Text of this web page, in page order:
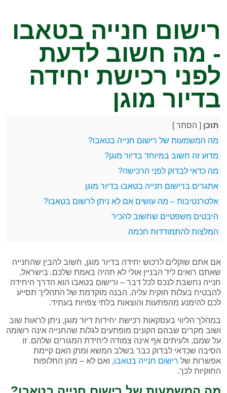
רישום חנייה בטאבו
- מה חשוב לדעת
לפני רכישת יחידה
בדיור מוגן
תוכן [ הסתר]
מה המשמעות של רישום חנייה בטאבו?
מדוע זה חשוב במיוחד בדיור מוגן?
מה כדאי לבדוק לפני הרכישה?
אתגרים ברישום חנייה בטאבו בדיור מוגן
אלטרנטיבות – מה עושים אם לא ניתן לרשום בטאבו?
היבטים משפטיים שחשוב להכיר
המלצות להתמודדות חכמה
אם אתם שוקלים לרכוש יחידה בדיור מוגן, חשוב להבין שהחנייה
שאתם רואים ליד הבניין אולי לא תהיה באמת שלכם. בישראל,
חנייה נחשבת לנכס לכל דבר – ורישום בטאבו הוא הדרך היחידה
להבטיח בעלות חוקית עליה. הבנה מוקדמת של התהליך תסייע
לכם להימנע מהפתעות והוצאות בלתי צפויות בעתיד.
במהלך הליווי בעסקאות רכישת יחידות דיור מוגן, ניתן לראות שוב
ושוב מקרים שבהם הקונים מופתעים לגלות שהחנייה אינה רשומה
על שמם, ולעיתים אף אינה צמודה ליחידת המגורים שלהם. זו
הסיבה שכדאי לבדוק כבר בשלב המשא ומתן האם קיימת
אפשרות של רישום חנייה בטאבו, ואם לא – מהן החלופות
החוקיות לכך.